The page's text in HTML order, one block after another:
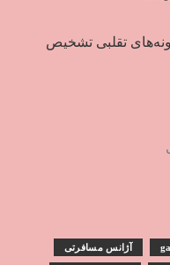
تقلبی تشخیص
آژانس مسافرتی